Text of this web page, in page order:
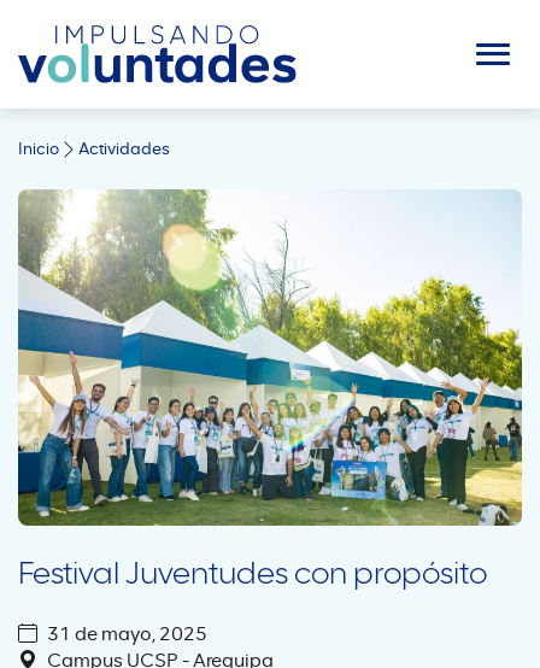
Inicio Actividades
Festival Juventudes con propósito
31 de mayo, 2025
Campus UCSP - Arequipa